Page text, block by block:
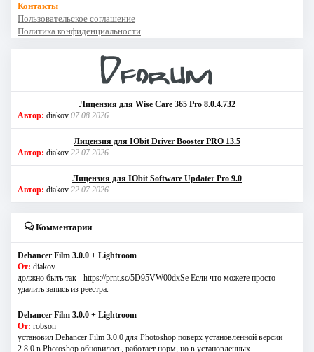
Контакты
Пользовательское соглашение
Политика конфиденциальности
Лицензия для Wise Care 365 Pro 8.0.4.732
Автор: diakov 07.08.2026
Лицензия для IObit Driver Booster PRO 13.5
Автор: diakov 22.07.2026
Лицензия для IObit Software Updater Pro 9.0
Автор: diakov 22.07.2026
Комментарии
Dehancer Film 3.0.0 + Lightroom
От: diakov
должно быть так - https://prnt.sc/5D95VW00dxSe Если что можете просто
удалить запись из реестра.
Dehancer Film 3.0.0 + Lightroom
От: robson
установил Dehancer Film 3.0.0 для Photoshop поверх установленной версии
2.8.0 в Photoshop обновилось, работает норм, но в установленных